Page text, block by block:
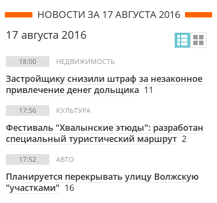
НОВОСТИ ЗА 17 АВГУСТА 2016
17 августа 2016
18:00 НЕДВИЖИМОСТЬ
Застройщику снизили штраф за незаконное
привлечение денег дольщика 11
17:56 КУЛЬТУРА
Фестиваль "Хвалынские этюды": разработан
специальный туристический маршрут 2
17:52 АВТО
Планируется перекрывать улицу Волжскую
"участками" 16